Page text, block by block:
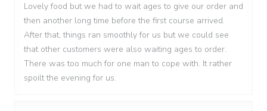
Lovely food but we had to wait ages to give our order and
then another long time before the first course arrived.
After that, things ran smoothly for us but we could see
that other customers were also waiting ages to order.
There was too much for one man to cope with. It rather
spoilt the evening for us.